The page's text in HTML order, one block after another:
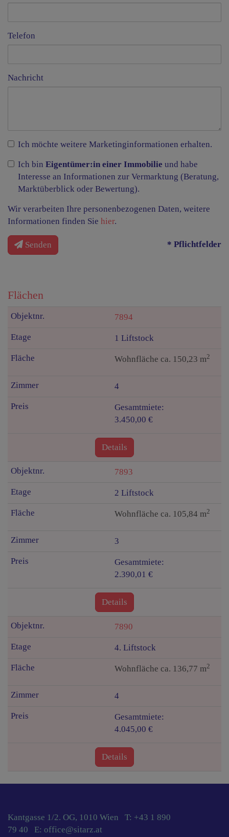
Telefon
Nachricht
Ich möchte weitere Marketinginformationen erhalten.
Ich bin Eigentümer:in einer Immobilie und habe
Interesse an Informationen zur Vermarktung (Beratung,
Marktüberblick oder Bewertung).
Wir verarbeiten Ihre personenbezogenen Daten, weitere
Informationen finden Sie hier.
Senden * Pflichtfelder
Flächen
7894
1 Liftstock
Wohnfläche ca. 150,23 m2
4
Gesamtmiete:
3.450,00 €
Details
7893
2 Liftstock
Wohnfläche ca. 105,84 m2
3
Gesamtmiete:
2.390,01 €
Details
7890
4. Liftstock
Wohnfläche ca. 136,77 m2
4
Gesamtmiete:
4.045,00 €
Details
Kantgasse 1/2. OG, 1010 Wien T: +43 1 890
79 40 E: office@sitarz.at